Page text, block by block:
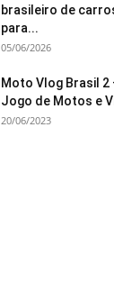
brasileiro de
para...
05/06/2026
Moto Vlog Brasil 2
Jogo de Motos e
20/06/2023